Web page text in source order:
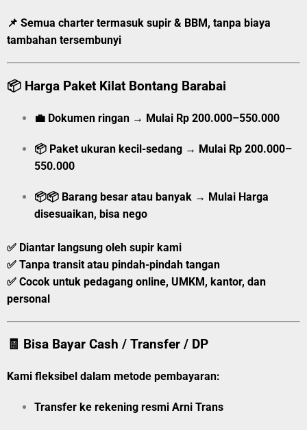
📌 Semua charter termasuk supir & BBM, tanpa biaya
tambahan tersembunyi
📦 Harga Paket Kilat Bontang Barabai
💼 Dokumen ringan → Mulai Rp 200.000–550.000
📦 Paket ukuran kecil-sedang → Mulai Rp 200.000–
550.000
📦📦 Barang besar atau banyak → Mulai Harga
disesuaikan, bisa nego
✅ Diantar langsung oleh supir kami
✅ Tanpa transit atau pindah-pindah tangan
✅ Cocok untuk pedagang online, UMKM, kantor, dan
personal
🧾 Bisa Bayar Cash / Transfer / DP
Kami fleksibel dalam metode pembayaran:
Transfer ke rekening resmi Arni Trans